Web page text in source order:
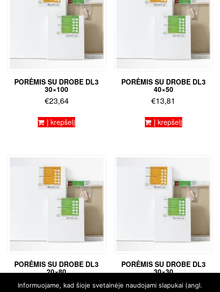
PORĖMIS SU DROBE DL3
30×100
€23,64
Į krepšelį
PORĖMIS SU DROBE DL3
40×50
€13,81
Į krepšelį
PORĖMIS SU DROBE DL3
20×80
€16,06
PORĖMIS SU DROBE DL3
30×30
€ 8,58
Informuojame, kad šioje svetainėje naudojami slapukai (angl.